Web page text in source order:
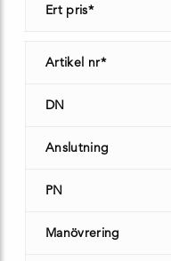
Ert pris*
Artikel nr*
DN
Anslutning
PN
Manövrering